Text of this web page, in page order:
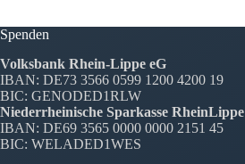
Spenden
Volksbank Rhein-Lippe eG
IBAN: DE73 3566 0599 1200 4200 19
BIC: GENODED1RLW
Niederrheinische Sparkasse RheinLippe
IBAN: DE69 3565 0000 0000 2151 45
BIC: WELADED1WES